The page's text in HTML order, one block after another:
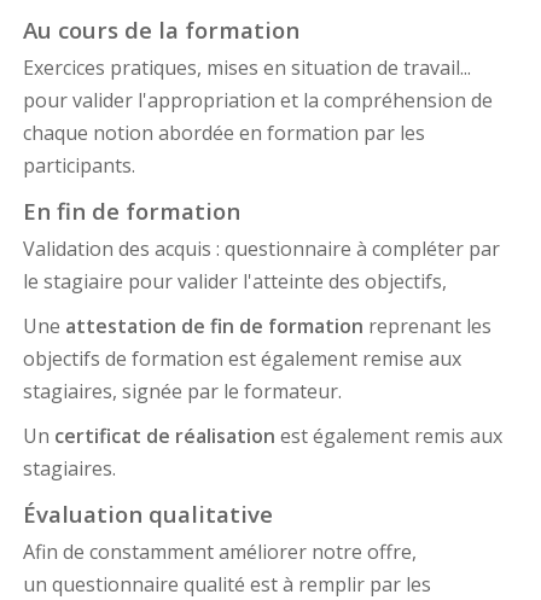
Au cours de la formation
Exercices pratiques, mises en situation de travail...
pour valider l'appropriation et la compréhension de
chaque notion abordée en formation par les
participants.
En fin de formation
Validation des acquis : questionnaire à compléter par
le stagiaire pour valider l'atteinte des objectifs,
Une attestation de fin de formation reprenant les
objectifs de formation est également remise aux
stagiaires, signée par le formateur.
Un certificat de réalisation est également remis aux
stagiaires.
Évaluation qualitative
Afin de constamment améliorer notre offre,
un questionnaire qualité est à remplir par les